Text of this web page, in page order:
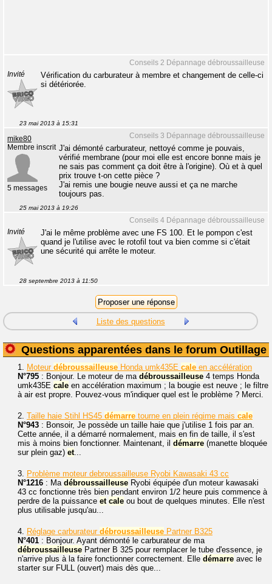
Conseils 2 Dépannage débroussailleuse
Invité
Vérification du carburateur à membre et changement de celle-ci
si détériorée.
23 mai 2013 à 15:31
Conseils 3 Dépannage débroussailleuse
mike80
Membre inscrit
5 messages
J'ai démonté carburateur, nettoyé comme je pouvais,
vérifié membrane (pour moi elle est encore bonne mais je
ne sais pas comment ça doit être à l'origine). Où et à quel
prix trouve t-on cette pièce ?
J'ai remis une bougie neuve aussi et ça ne marche
toujours pas.
25 mai 2013 à 19:26
Conseils 4 Dépannage débroussailleuse
Invité
J'ai le même problème avec une FS 100. Et le pompon c'est
quand je l'utilise avec le rotofil tout va bien comme si c'était
une sécurité qui arrête le moteur.
28 septembre 2013 à 11:50
Liste des questions
Questions apparentées dans le forum Outillage
1. Moteur débroussailleuse Honda umk435E cale en accélération
N°795 : Bonjour. Le moteur de ma débroussailleuse 4 temps Honda
umk435E cale en accélération maximum ; la bougie est neuve ; le filtre
à air est propre. Pouvez-vous m'indiquer quel est le problème ? Merci.
2. Taille haie Stihl HS45 démarre tourne en plein régime mais cale
N°943 : Bonsoir, Je possède un taille haie que j'utilise 1 fois par an.
Cette année, il a démarré normalement, mais en fin de taille, il s'est
mis à moins bien fonctionner. Maintenant, il démarre (manette bloquée
sur plein gaz) et...
3. Problème moteur debroussailleuse Ryobi Kawasaki 43 cc
N°1216 : Ma débroussailleuse Ryobi équipée d'un moteur kawasaki
43 cc fonctionne très bien pendant environ 1/2 heure puis commence à
perdre de la puissance et cale ou bout de quelques minutes. Elle n'est
plus utilisable jusqu'au...
4. Réglage carburateur débroussailleuse Partner B325
N°401 : Bonjour. Ayant démonté le carburateur de ma
débroussailleuse Partner B 325 pour remplacer le tube d'essence, je
n'arrive plus à la faire fonctionner correctement. Elle démarre avec le
starter sur FULL (ouvert) mais dès que...